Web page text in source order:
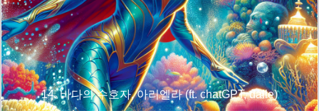
14. 바다의 수호자, 아리엘라 (ft. chatGPT, dalle)